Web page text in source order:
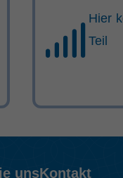
Hier
Teil
unsKontakt